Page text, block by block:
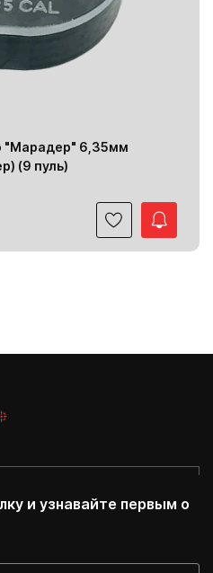
"Марадер" 6,35мм
(9 пуль)
и узнавайте первым о